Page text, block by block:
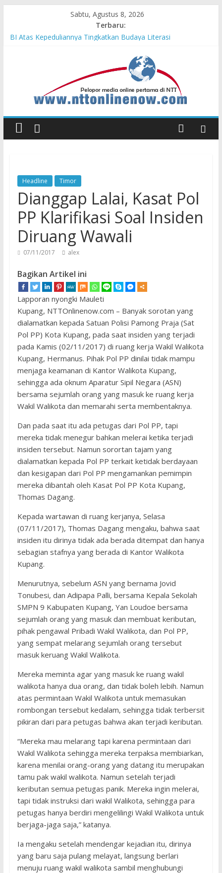
Sabtu, Agustus 8, 2026
Terbaru:
Teras Bank Indonesia Hadir di Belu, Bupati Willy : Terima Kasih
Astra Honda Siap Lanjutkan Performa Positif di ARRC
Dukung Ketahanan Pangan Lokal, PLN Kupang Pasok Listrik
Industri Penyimpanan Ayam Beku, Jelang Peringatan HUT RI
UMKM Mitra Binaan dengan Sentuhan Kemanusiaan dan
Keberlanjutan
Honda DBL 2026 East Java – North Resmi Bergulir, MPM
Headline Timor
Dianggap Lalai, Kasat Pol
PP Klarifikasi Soal Insiden
Diruang Wawali
07/11/2017 alex
Bagikan Artikel ini
Lapporan nyongki Mauleti
Kupang, NTTOnlinenow.com – Banyak sorotan yang
dialamatkan kepada Satuan Polisi Pamong Praja (Sat
Pol PP) Kota Kupang, pada saat insiden yang terjadi
pada Kamis (02/11/2017) di ruang kerja Wakil Walikota
Kupang, Hermanus. Pihak Pol PP dinilai tidak mampu
menjaga keamanan di Kantor Walikota Kupang,
sehingga ada oknum Aparatur Sipil Negara (ASN)
bersama sejumlah orang yang masuk ke ruang kerja
Wakil Walikota dan memarahi serta membentaknya.
Dan pada saat itu ada petugas dari Pol PP, tapi
mereka tidak menegur bahkan melerai ketika terjadi
insiden tersebut. Namun sorortan tajam yang
dialamatkan kepada Pol PP terkait ketidak berdayaan
dan kesigapan dari Pol PP mengamankan pemimpin
mereka dibantah oleh Kasat Pol PP Kota Kupang,
Thomas Dagang.
Kepada wartawan di ruang kerjanya, Selasa
(07/11/2017), Thomas Dagang mengaku, bahwa saat
insiden itu dirinya tidak ada berada ditempat dan hanya
sebagian stafnya yang berada di Kantor Walikota
Kupang.
Menurutnya, sebelum ASN yang bernama Jovid
Tonubesi, dan Adipapa Palli, bersama Kepala Sekolah
SMPN 9 Kabupaten Kupang, Yan Loudoe bersama
sejumlah orang yang masuk dan membuat keributan,
pihak pengawal Pribadi Wakil Walikota, dan Pol PP,
yang sempat melarang sejumlah orang tersebut
masuk keruang Wakil Walikota.
Mereka meminta agar yang masuk ke ruang wakil
walikota hanya dua orang, dan tidak boleh lebih. Namun
atas permintaan Wakil Walikota untuk memasukan
rombongan tersebut kedalam, sehingga tidak terbersit
pikiran dari para petugas bahwa akan terjadi keributan.
“Mereka mau melarang tapi karena permintaan dari
Wakil Walikota sehingga mereka terpaksa membiarkan,
karena menilai orang-orang yang datang itu merupakan
tamu pak wakil walikota. Namun setelah terjadi
keributan semua petugas panik. Mereka ingin melerai,
tapi tidak instruksi dari wakil Walikota, sehingga para
petugas hanya berdiri mengelilingi Wakil Walikota untuk
berjaga-jaga saja,” katanya.
Ia mengaku setelah mendengar kejadian itu, dirinya
yang baru saja pulang melayat, langsung berlari
menuju ruang wakil walikota sambil menghubungi